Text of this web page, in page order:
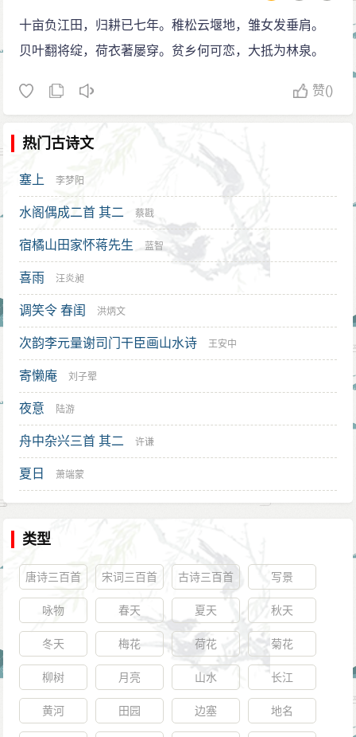
十亩负江田，归耕已七年。稚松云堰地，雏女发垂肩。
贝叶翻将绽，荷衣著屡穿。贫乡何可恋，大抵为林泉。
赞()
热门古诗文
塞上 李梦阳
水阁偶成二首 其二 蔡戡
宿橘山田家怀蒋先生 蓝智
喜雨 汪炎昶
调笑令 春闺 洪炳文
次韵李元量谢司门干臣画山水诗 王安中
寄懒庵 刘子翚
夜意 陆游
舟中杂兴三首 其二 许谦
夏日 萧端蒙
类型
唐诗三百首 宋词三百首 古诗三百首 写景
咏物 春天 夏天 秋天
冬天 梅花 荷花 菊花
柳树 月亮 山水 长江
黄河 田园 边塞 地名